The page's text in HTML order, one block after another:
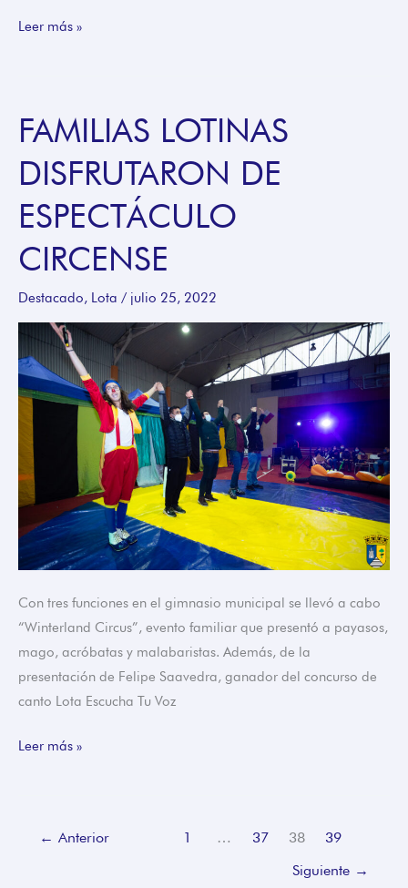
Leer más »
FAMILIAS LOTINAS
DISFRUTARON DE
ESPECTÁCULO
CIRCENSE
Destacado, Lota / julio 25, 2022
Con tres funciones en el gimnasio municipal se llevó a cabo
“Winterland Circus”, evento familiar que presentó a payasos,
mago, acróbatas y malabaristas. Además, de la
presentación de Felipe Saavedra, ganador del concurso de
canto Lota Escucha Tu Voz
FAMILIAS
LOTINAS
DISFRUTARON
ESPECTÁCULO
CIRCENSE
Leer más »
← Anterior 1 … 37 38
39
Siguiente →